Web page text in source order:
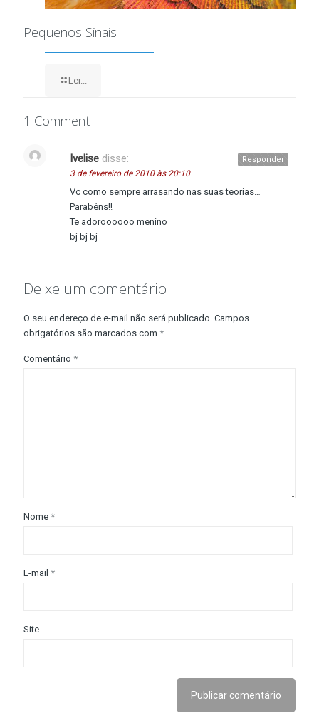
Pequenos Sinais
Ler...
1 Comment
Ivelise disse:
3 de fevereiro de 2010 às 20:10
Vc como sempre arrasando nas suas teorias…
Parabéns!!
Te adoroooooo menino
bj bj bj
Responder
Deixe um comentário
O seu endereço de e-mail não será publicado. Campos
obrigatórios são marcados com *
Comentário *
Nome *
E-mail *
Site